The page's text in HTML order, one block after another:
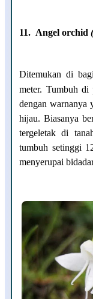
11. Angel orchid
Ditemukan di
meter. Tumbuh di
dengan warnanya
hijau. Biasanya
tergeletak di
tumbuh setinggi
menyerupai